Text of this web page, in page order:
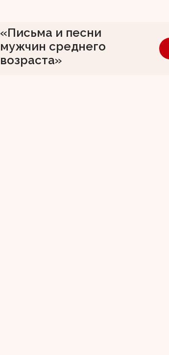
«Письма и песни
мужчин среднего
возраста»